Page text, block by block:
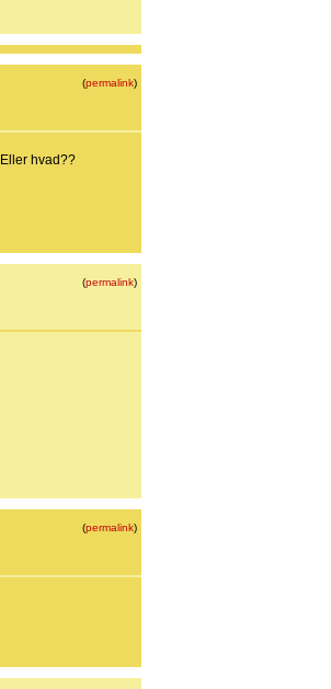
(permalink)
hvad??
(permalink)
(permalink)